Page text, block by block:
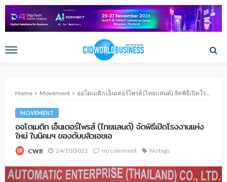
Home Movement ออโตเมติก เอ็นเตอร์ไพรส์ (ไทยแลนด์) จัดพิธีเปิดโรงงานแห่งใหม่ ในนิคมฯ ของดับบลิวเอชเอ
MOVEMENT
ออโตเมติก เอ็นเตอร์ไพรส์ (ไทยแลนด์) จัดพิธีเปิดโรงงานแห่ง
ใหม่ ในนิคมฯ ของดับบลิวเอชเอ
CWB 24/10/2022 no comment No tags